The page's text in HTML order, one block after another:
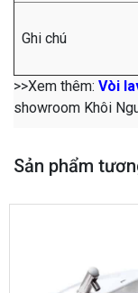
Ghi chú
>>Xem thêm: Vòi
showroom Khôi
Sản phẩm